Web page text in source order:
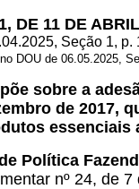
DE 11 DE
Seção 1,
DOU de 06.05.2025,
sobre a
de 2017,
essenciais
Política
nº 24, de